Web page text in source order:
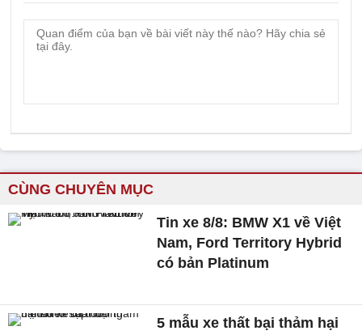
CÙNG CHUYÊN MỤC
Tin xe 8/8: BMW X1 về Việt
Nam, Ford Territory Hybrid
có bản Platinum
5 mẫu xe thất bại thảm hại